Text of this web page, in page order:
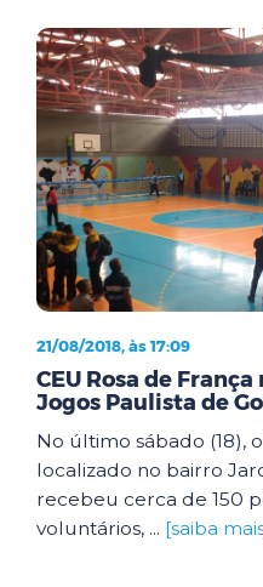
21/08/2018, às 17:09
CEU Rosa de
Jogos Paulista de
No último sábado (18),
localizado no bairro
recebeu cerca de 150
voluntários, ... [saiba